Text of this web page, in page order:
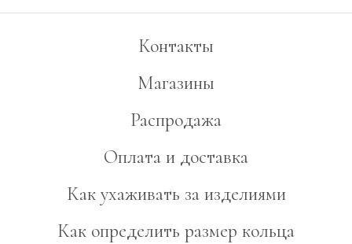
Контакты
Магазины
Распродажа
Оплата и доставка
Как ухаживать за изделиями
Как определить размер кольца